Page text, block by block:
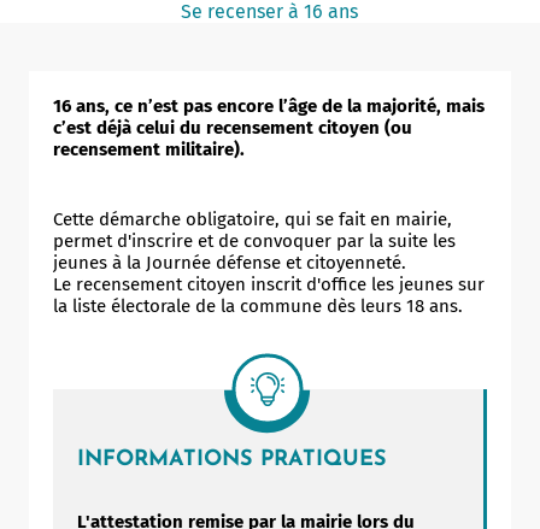
Notaire
Journaliste
Se recenser à 16 ans
16 ans, ce n’est pas encore l’âge de la majorité, mais
c’est déjà celui du recensement citoyen (ou
recensement militaire).
Cette démarche obligatoire, qui se fait en mairie,
permet d'inscrire et de convoquer par la suite les
jeunes à la Journée défense et citoyenneté.
Le recensement citoyen inscrit d'office les jeunes sur
la liste électorale de la commune dès leurs 18 ans.
INFORMATIONS PRATIQUES
L'attestation remise par la mairie lors du